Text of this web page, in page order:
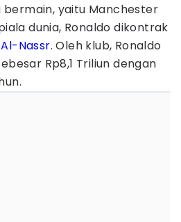
yaitu Manchester
dunia, Ronaldo dikontrak
Al-Nassr. Oleh klub, Ronaldo
Rp8,1 Triliun dengan